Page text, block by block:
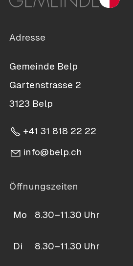
Adresse
Gemeinde Belp
Gartenstrasse 2
3123 Belp
+41 31 818 22 22
nf b lp ch
Öffnungszeiten
Mo 8.30–11.30 Uhr
Di
8.30–11.30 Uhr